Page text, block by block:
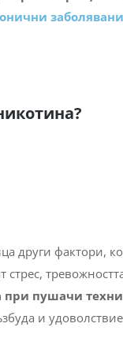
други фактори,
при пушачи
и